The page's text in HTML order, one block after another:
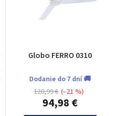
Globo FERRO 0310
Dodanie do 7 dní 🚚
94,98 €
120,99 € (–21 %)